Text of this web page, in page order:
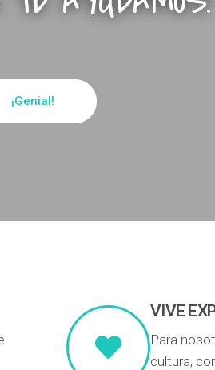
¡Genial!
VIVE
Para
cultura,